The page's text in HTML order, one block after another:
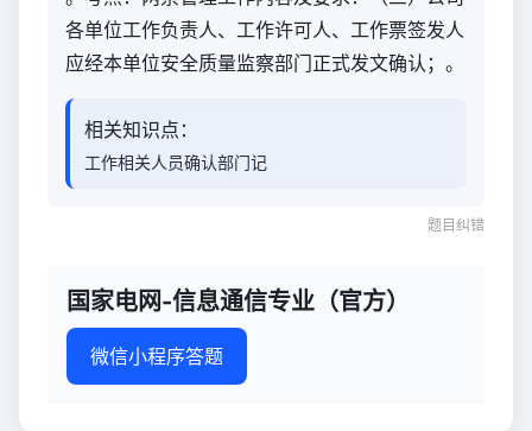
各单位工作负责人、工作许可人、工作票签发人
应经本单位安全质量监察部门正式发文确认；。
相关知识点：
工作相关人员确认部门记
题目纠错
国家电网-信息通信专业（官方）
微信小程序答题